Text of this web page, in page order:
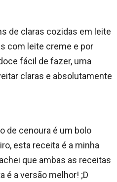
de claras cozidas em leite
com leite creme e por
fácil de fazer, uma
claras e absolutamente
de cenoura é um bolo
esta receita é a minha
que ambas as receitas
é a versão melhor! ;D